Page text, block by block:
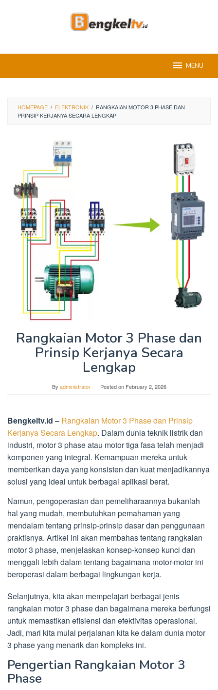
MENU
HOMEPAGE / ELEKTRONIK / RANGKAIAN MOTOR 3 PHASE DAN
PRINSIP KERJANYA SECARA LENGKAP
Rangkaian Motor 3 Phase dan
Prinsip Kerjanya Secara
Lengkap
By administrator Posted on February 2, 2026
Bengkeltv.id – Rangkaian Motor 3 Phase dan Prinsip
Kerjanya Secara Lengkap. Dalam dunia teknik listrik dan
industri, motor 3 phase atau motor tiga fasa telah menjadi
komponen yang integral. Kemampuan mereka untuk
memberikan daya yang konsisten dan kuat menjadikannya
solusi yang ideal untuk berbagai aplikasi berat.
Namun, pengoperasian dan pemeliharaannya bukanlah
hal yang mudah, membutuhkan pemahaman yang
mendalam tentang prinsip-prinsip dasar dan penggunaan
praktisnya. Artikel ini akan membahas tentang rangkaian
motor 3 phase, menjelaskan konsep-konsep kunci dan
menggali lebih dalam tentang bagaimana motor-motor ini
beroperasi dalam berbagai lingkungan kerja.
Selanjutnya, kita akan mempelajari berbagai jenis
rangkaian motor 3 phase dan bagaimana mereka berfungsi
untuk memastikan efisiensi dan efektivitas operasional.
Jadi, mari kita mulai perjalanan kita ke dalam dunia motor
3 phase yang menarik dan kompleks ini.
Pengertian Rangkaian Motor 3
Phase